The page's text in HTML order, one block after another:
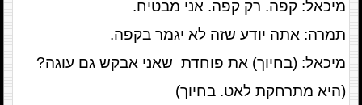
מיכאל: קפה. רק קפה. אני מבטיח.
תמרה: אתה יודע שזה לא יגמר בקפה.
מיכאל: (בחיוך) את פוחדת שאני אבקש גם עוגה?
(היא מתרחקת לאט. בחיוך)